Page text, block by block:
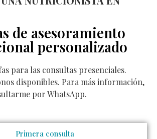
de asesoramiento
personalizado
para las consultas presenciales.
disponibles. Para más información,
por WhatsApp.
Primera consulta